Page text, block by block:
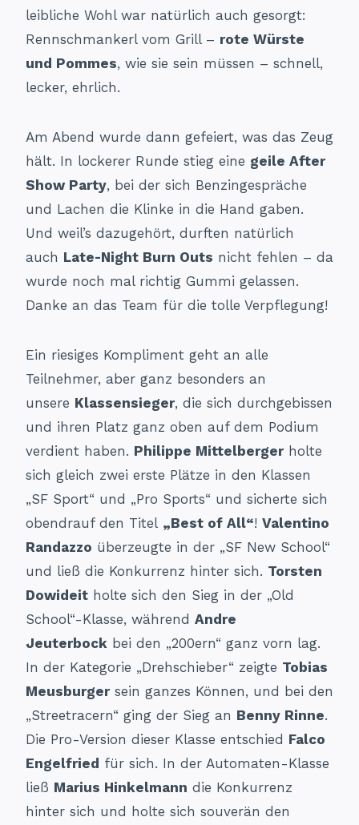
leibliche Wohl war natürlich auch gesorgt:
Rennschmankerl vom Grill – rote Würste
und Pommes, wie sie sein müssen – schnell,
lecker, ehrlich.
Am Abend wurde dann gefeiert, was das Zeug
hält. In lockerer Runde stieg eine geile After
Show Party, bei der sich Benzingespräche
und Lachen die Klinke in die Hand gaben.
Und weil’s dazugehört, durften natürlich
auch Late-Night Burn Outs nicht fehlen – da
wurde noch mal richtig Gummi gelassen.
Danke an das Team für die tolle Verpflegung!
Ein riesiges Kompliment geht an alle
Teilnehmer, aber ganz besonders an
unsere Klassensieger, die sich durchgebissen
und ihren Platz ganz oben auf dem Podium
verdient haben. Philippe Mittelbergerholte
sich gleich zwei erste Plätze in den Klassen
„SF Sport“ und „Pro Sports“ und sicherte sich
obendrauf den Titel „Best of All“! Valentino
Randazzo überzeugte in der „SF New School“
und ließ die Konkurrenz hinter sich. Torsten
Dowideit holte sich den Sieg in der „Old
School“-Klasse, während Andre
Jeuterbock bei den „200ern“ ganz vorn lag.
In der Kategorie „Drehschieber“ zeigte Tobias
Meusburgersein ganzes Können, und bei den
„Streetracern“ ging der Sieg an Benny Rinne.
Die Pro-Version dieser Klasse entschied Falco
Engelfried für sich. In der Automaten-Klasse
ließ Marius Hinkelmann die Konkurrenz
hinter sich und holte sich souverän den